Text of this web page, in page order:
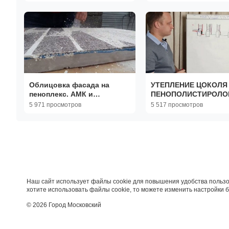
Облицовка фасада на
пеноплекс. АМК и
пеноплекс или пенопласт
5 971 просмотров
УТЕПЛЕНИЕ ЦОКОЛЯ
КАК УТЕПЛИТЬ
5 517 просмотров
Наш сайт использует файлы cookie для повышения удобства
хотите использовать файлы cookie, то можете изменить настройки
© 2026 Город Московский